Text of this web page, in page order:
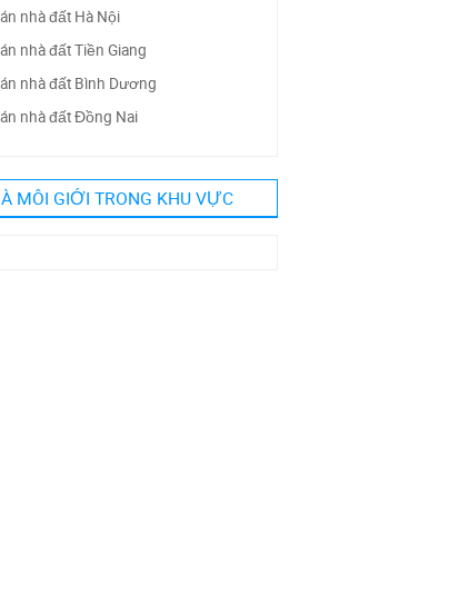
nhà đất Hà Nội
nhà đất Tiền Giang
nhà đất Bình Dương
nhà đất Đồng Nai
MÔI GIỚI TRONG KHU VỰC